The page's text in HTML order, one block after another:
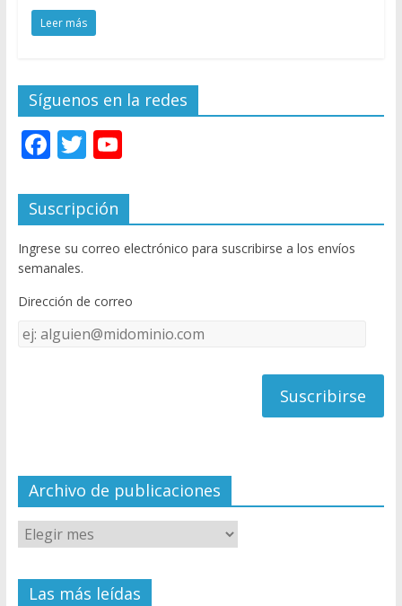
Leer más
Síguenos en la redes
F
e
b
o
o
k
T
itt
er
Y
u
T
u
e
C
el
Suscripción
Ingrese su correo electrónico para suscribirse a los envíos
semanales.
Dirección de correo
Dirección
de
Archivo de publicaciones
Las más leídas